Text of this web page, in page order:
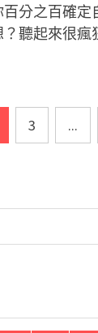
分之百確定
聽起來很瘋
3 ...